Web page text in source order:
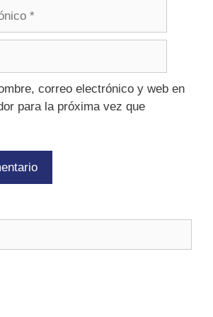
correo electrónico y web en
para la próxima vez que